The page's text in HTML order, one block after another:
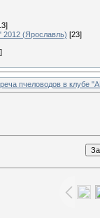
(Ярославль) [23]
пчеловодов в клубе